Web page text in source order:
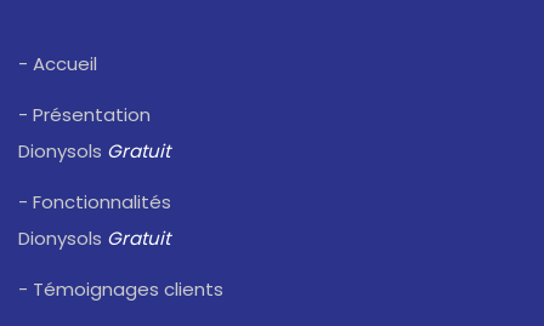
- Accueil
- Présentation
Dionysols Gratuit
- Fonctionnalités
Dionysols Gratuit
- Témoignages clients